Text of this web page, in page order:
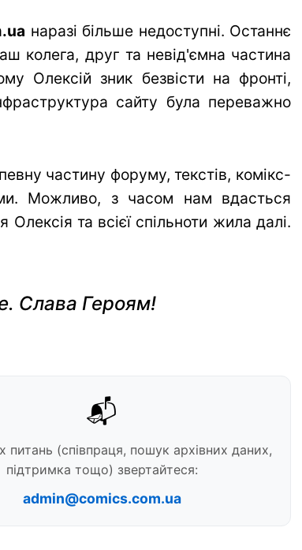
наразі більше недоступні. Останнє
колега, друг та невід'ємна частина
Олексій зник безвісти на фронті,
сайту була переважно
частину форуму, текстів, комікс-
Можливо, з часом нам вдасться
та всієї спільноти жила далі.
Слава Героям!
📬
питань (співпраця, пошук архівних даних,
підтримка тощо) звертайтеся:
admin@comics.com.ua